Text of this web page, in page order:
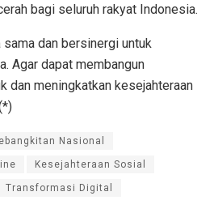
bagi seluruh rakyat Indonesia.
dan bersinergi untuk
Agar dapat membangun
dan meningkatkan kesejahteraan
Nasional
Kesejahteraan Sosial
Transformasi Digital